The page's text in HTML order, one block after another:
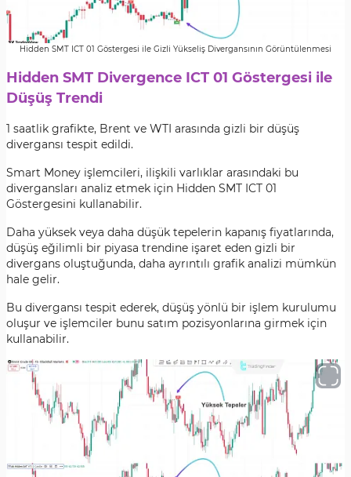
Hidden SMT ICT 01 Göstergesi ile Gizli Yükseliş Divergansının Görüntülenmesi
Hidden SMT Divergence ICT 01 Göstergesi ile
Düşüş Trendi
1 saatlik grafikte, Brent ve WTI arasında gizli bir düşüş
divergansı tespit edildi.
Smart Money işlemcileri, ilişkili varlıklar arasındaki bu
divergansları analiz etmek için Hidden SMT ICT 01
Göstergesini kullanabilir.
Daha yüksek veya daha düşük tepelerin kapanış fiyatlarında,
düşüş eğilimli bir piyasa trendine işaret eden gizli bir
divergans oluştuğunda, daha ayrıntılı grafik analizi mümkün
hale gelir.
Bu divergansı tespit ederek, düşüş yönlü bir işlem kurulumu
oluşur ve işlemciler bunu satım pozisyonlarına girmek için
kullanabilir.